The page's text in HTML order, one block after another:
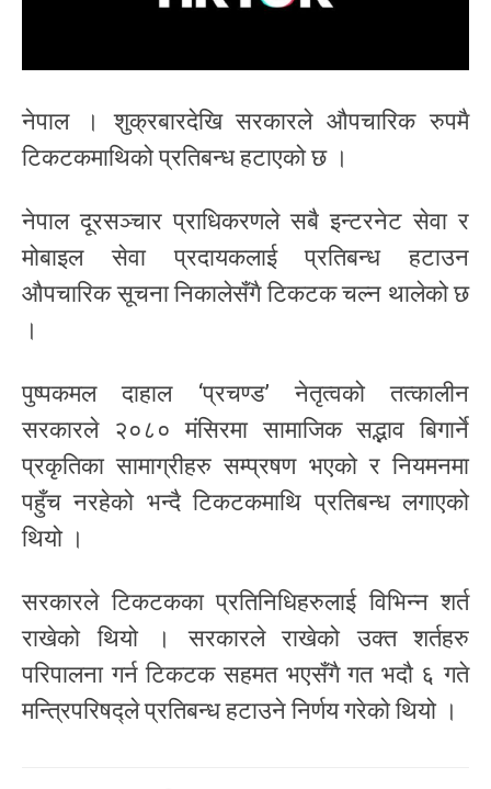
नेपाल । शुक्रबारदेखि सरकारले औपचारिक रुपमै
टिकटकमाथिको प्रतिबन्ध हटाएको छ ।
नेपाल दूरसञ्चार प्राधिकरणले सबै इन्टरनेट सेवा र
मोबाइल सेवा प्रदायकलाई प्रतिबन्ध हटाउन
औपचारिक सूचना निकालेसँगै टिकटक चल्न थालेको छ
।
पुष्पकमल दाहाल ‘प्रचण्ड’ नेतृत्वको तत्कालीन
सरकारले २०८० मंसिरमा सामाजिक सद्भाव बिगार्ने
प्रकृतिका सामाग्रीहरु सम्प्रषण भएको र नियमनमा
पहुँच नरहेको भन्दै टिकटकमाथि प्रतिबन्ध लगाएको
थियो ।
सरकारले टिकटकका प्रतिनिधिहरुलाई विभिन्न शर्त
राखेको थियो । सरकारले राखेको उक्त शर्तहरु
परिपालना गर्न टिकटक सहमत भएसँगै गत भदौ ६ गते
मन्त्रिपरिषद्ले प्रतिबन्ध हटाउने निर्णय गरेको थियो ।